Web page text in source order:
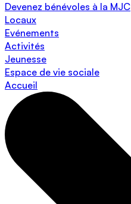
Devenez bénévoles à la MJC
Locaux
Evénements
Activités
Jeunesse
Espace de vie sociale
Accueil